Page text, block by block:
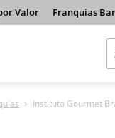
Valor Franquias
Instituto Gourmet